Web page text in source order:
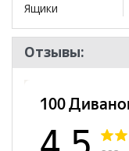
Ящики
Бренд
Стиль
Пол
Отзывы: